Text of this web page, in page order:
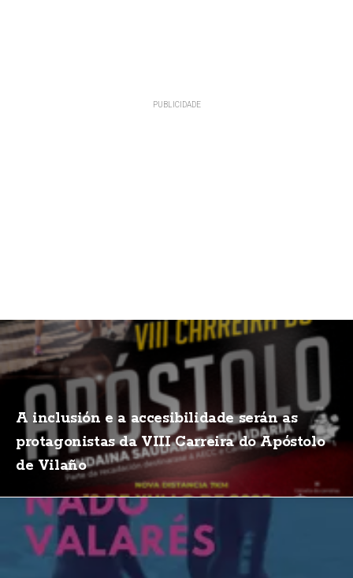
A inclusión e a accesibilidade serán as
protagonistas da VIII Carreira do Apóstolo
de Vilaño